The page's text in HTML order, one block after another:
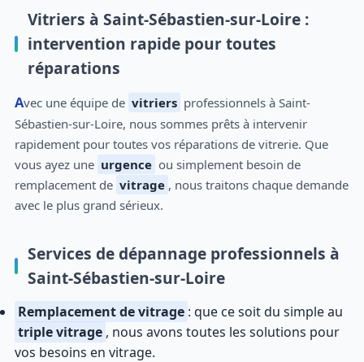
Vitriers à Saint-Sébastien-sur-Loire :
intervention rapide pour toutes
réparations
Avec une équipe de vitriers professionnels à Saint-
Sébastien-sur-Loire, nous sommes prêts à intervenir
rapidement pour toutes vos réparations de vitrerie. Que
vous ayez une urgence ou simplement besoin de
remplacement de vitrage , nous traitons chaque demande
avec le plus grand sérieux.
Services de dépannage professionnels à
Saint-Sébastien-sur-Loire
Remplacement de vitrage : que ce soit du simple au
triple vitrage , nous avons toutes les solutions pour
vos besoins en vitrage.